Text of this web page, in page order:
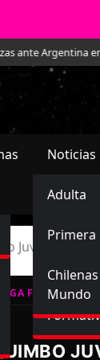
Argentina en
Noticias
Adulta
Sub-20
Sub-17
Futbol
Primera
Ascenso
Futbol
Chilenas
Mundo
Juvenil vs
LIGA FEMENINA,